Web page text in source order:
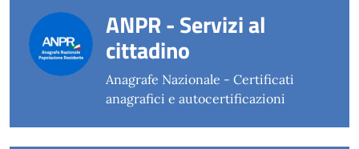
ANPR - Servizi al
cittadino
Anagrafe Nazionale - Certificati
anagrafici e autocertificazioni